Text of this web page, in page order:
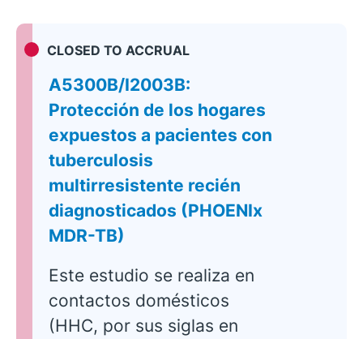
CLOSED TO ACCRUAL
A5300B/I2003B:
Protección de los hogares
expuestos a pacientes con
tuberculosis
multirresistente recién
diagnosticados (PHOENIx
MDR-TB)
Este estudio se realiza en
contactos domésticos
(HHC, por sus siglas en